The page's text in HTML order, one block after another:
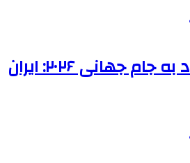
یک امتیاز تا صعود به جام جهانی ۲۰۲۶: ایران